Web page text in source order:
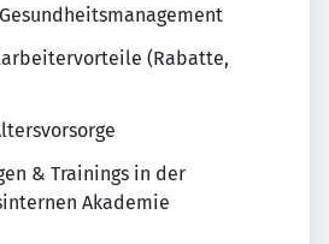
(Rabatte,
& Trainings in der
Akademie